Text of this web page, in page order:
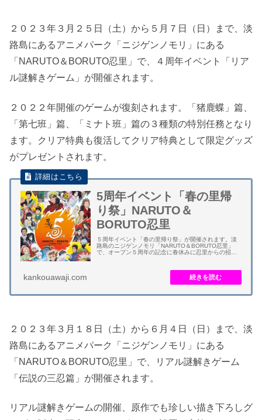
２０２３年３月２５日（土）から５月７日（日）まで、淡
路島にあるアニメパーク「ニジゲンノモリ」にある
「NARUTO＆BORUTO忍里」で、４周年イベント「リア
ル謎解きゲーム」が開催されます。
２０２２年開催のゲームが復刻されます。「猪鹿蝶」篇、
「第七班」篇、「ミナト班」篇の３種類の特別任務となり
ます。クリア特典も復活してクリア特典として限定グッズ
がプレゼントされます。
5周年イベント「春の里帰
り祭」NARUTO＆
BORUTO忍里
５周年イベント「春の里帰り祭」が開催されます。淡
路島のニジゲンノモリ「NARUTO＆BORUTO忍里」
で、オープン５周年の記念に春休みに忍里からの招待
kankouawaji.com
２０２３年３月１８日（土）から６月４日（日）まで、淡
路島にあるアニメパーク「ニジゲンノモリ」にある
「NARUTO＆BORUTO忍里」で、リアル謎解きゲーム
「伝説の三忍篇」が開催されます。
リアル謎解きゲームの開催、原作でも珍しい描き下ろしグ